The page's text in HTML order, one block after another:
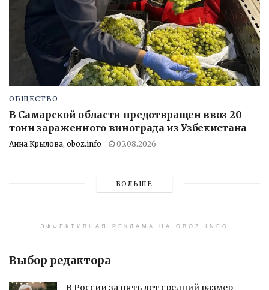
ОБЩЕСТВО
В Самарской области предотвращен ввоз 20
тонн зараженного винограда из Узбекистана
Анна Крылова, oboz.info 05.08.2026
БОЛЬШЕ
ЭФФЕКТИВНАЯ РЕКЛАМА НА OBOZ.INFO
Выбор редактора
В России за пять лет средний размер